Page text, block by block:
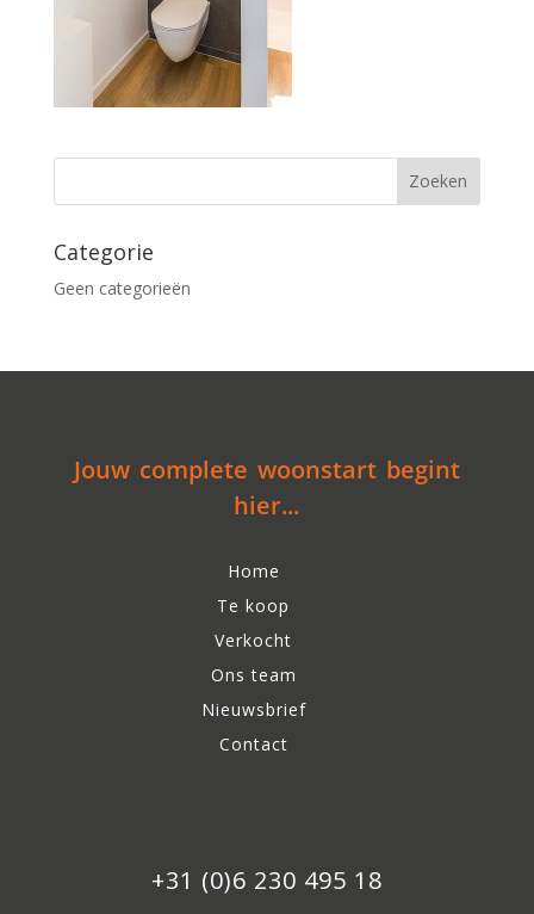
Categorie
Geen categorieën
Jouw complete woonstart begint
hier...
Home
Te koop
Verkocht
Ons team
Nieuwsbrief
Contact
+31 (0)6 230 495 18